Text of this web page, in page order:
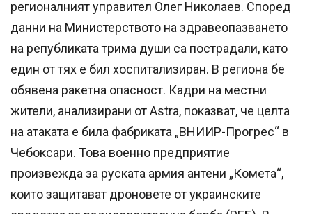
регионалният управител Олег Николаев. Според
данни на Министерството на здравеопазването
на републиката трима души са пострадали, като
един от тях е бил хоспитализиран. В региона бе
обявена ракетна опасност. Кадри на местни
жители, анализирани от Astra, показват, че целта
на атаката е била фабриката „ВНИИР-Прогрес“ в
Чебоксари. Това военно предприятие
произвежда за руската армия антени „Комета“,
които защитават дроновете от украинските